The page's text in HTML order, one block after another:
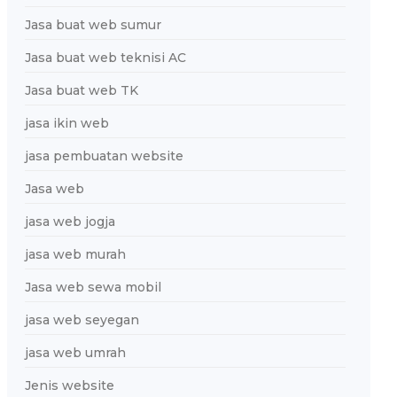
Jasa buat web sumur
Jasa buat web teknisi AC
Jasa buat web TK
jasa ikin web
jasa pembuatan website
Jasa web
jasa web jogja
jasa web murah
Jasa web sewa mobil
jasa web seyegan
jasa web umrah
Jenis website